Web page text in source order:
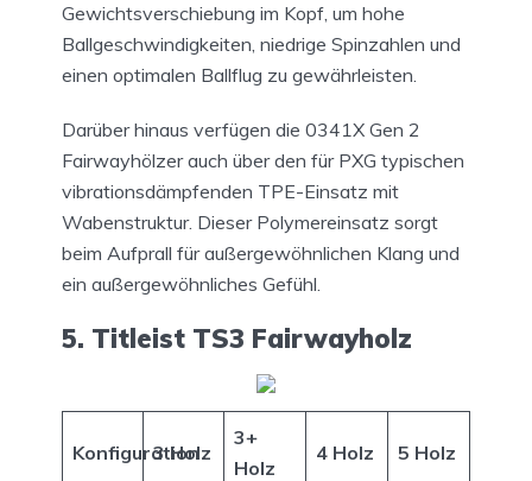
Gewichtsverschiebung im Kopf, um hohe
Ballgeschwindigkeiten, niedrige Spinzahlen und
einen optimalen Ballflug zu gewährleisten.
Darüber hinaus verfügen die 0341X Gen 2
Fairwayhölzer auch über den für PXG typischen
vibrationsdämpfenden TPE-Einsatz mit
Wabenstruktur. Dieser Polymereinsatz sorgt
beim Aufprall für außergewöhnlichen Klang und
ein außergewöhnliches Gefühl.
5. Titleist TS3 Fairwayholz
Konfiguration
3 Holz
3+
Holz
4 Holz 5 Holz